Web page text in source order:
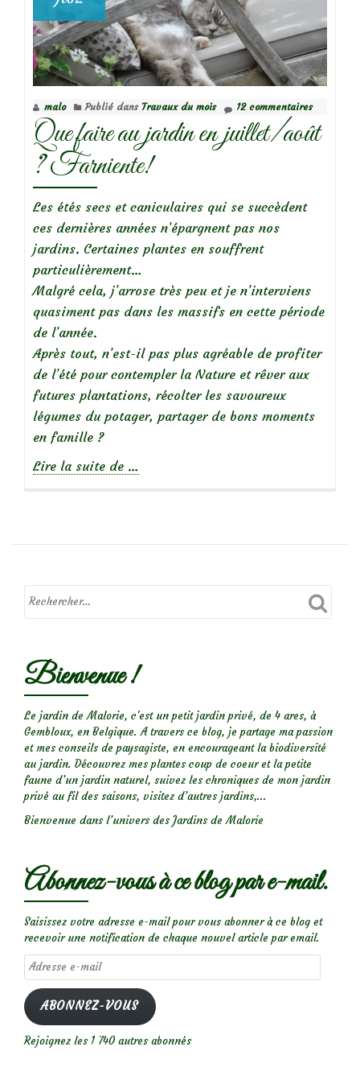
malo Publié dans Travaux du mois 12 commentaires
Que faire au jardin en juillet/août
? Farniente!
Les étés secs et caniculaires qui se succèdent
ces dernières années n’épargnent pas nos
jardins. Certaines plantes en souffrent
particulièrement…
Malgré cela, j’arrose très peu et je n’interviens
quasiment pas dans les massifs en cette période
de l’année.
Après tout, n’est-il pas plus agréable de profiter
de l’été pour contempler la Nature et rêver aux
futures plantations, récolter les savoureux
légumes du potager, partager de bons moments
en famille ?
Lire la suite de
au
en
…
Bienvenue !
Le jardin de Malorie, c'est un petit jardin privé, de 4 ares, à
Gembloux, en Belgique. A travers ce blog, je partage ma passion
et mes conseils de paysagiste, en encourageant la biodiversité
au jardin. Découvrez mes plantes coup de coeur et la petite
faune d’un jardin naturel, suivez les chroniques de mon jardin
privé au fil des saisons, visitez d’autres jardins,...
Bienvenue dans l’univers des Jardins de Malorie
Abonnez-vous à ce blog par e-mail.
Saisissez votre adresse e-mail pour vous abonner à ce blog et
recevoir une notification de chaque nouvel article par email.
Adresse
e-
mail
ABONNEZ-VOUS
Rejoignez les 1 740 autres abonnés